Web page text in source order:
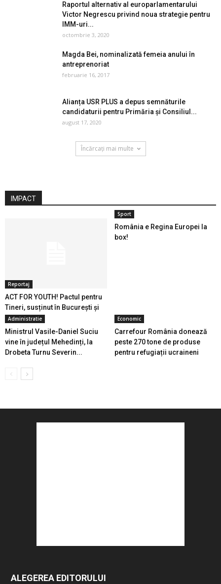
Raportul alternativ al europarlamentarului
Victor Negrescu privind noua strategie pentru
IMM-uri...
octombrie 3, 2020
Magda Bei, nominalizată femeia anului în
antreprenoriat
februarie 16, 2017
Alianța USR PLUS a depus semnăturile
candidaturii pentru Primăria și Consiliul...
august 17, 2020
Încărcați mai multe
IMPACT
Reportaj
ACT FOR YOUTH! Pactul pentru
Tineri, susținut în București și
în...
Sport
România e Regina Europei la
box!
Administratie
Ministrul Vasile-Daniel Suciu
vine în județul Mehedinți, la
Drobeta Turnu Severin...
Economic
Carrefour România donează
peste 270 tone de produse
pentru refugiații ucraineni
ALEGEREA EDITORULUI